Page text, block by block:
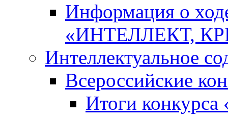
Информация о
«ИНТЕЛЛЕКТ,
Интеллектуальное
Всероссийские
Итоги конкурса